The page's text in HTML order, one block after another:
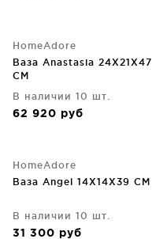
HomeAdore
Ваза Anastasia 24X21X47
CM
В наличии 10 шт.
62 920 руб
HomeAdore
Ваза Angel 14X14X39 CM
В наличии 10 шт.
31 300 руб